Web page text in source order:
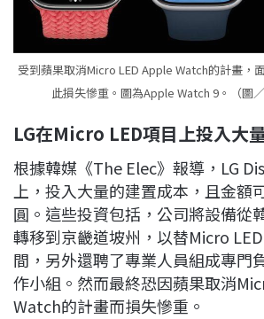
受到蘋果取消Micro LED Apple Watch的計畫，
此損失慘重。圖為Apple Watch 9。（圖／
LG在Micro LED項目上投入大
根據韓媒《The Elec》報導，LG
上，投入大量的建置成本，且金額
圓。這些投資包括，公司將設備從
轉移到京畿道坡州，以替Micro
間，另外還聘了專業人員組成專門
作小組。然而最終恐因蘋果取消
Watch的計畫而損失慘重。